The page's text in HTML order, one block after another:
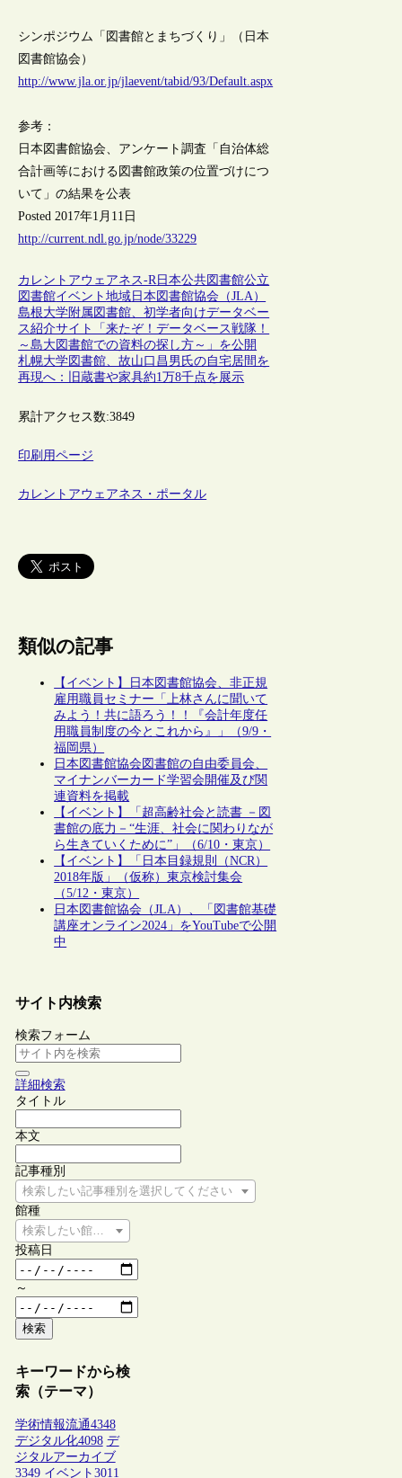
シンポジウム「図書館とまちづくり」（日本
図書館協会）
http://www.jla.or.jp/jlaevent/tabid/93/Default.aspx
参考：
日本図書館協会、アンケート調査「自治体総
合計画等における図書館政策の位置づけにつ
いて」の結果を公表
Posted 2017年1月11日
http://current.ndl.go.jp/node/33229
カレントアウェアネス-R日本公共図書館公立
図書館イベント地域 日本図書館協会（JLA）
島根大学附属図書館、初学者向けデータベー
ス紹介サイト「来たぞ！データベース戦隊！
～島大図書館での資料の探し方～」を公開
札幌大学図書館、故山口昌男氏の自宅居間を
再現へ：旧蔵書や家具約1万8千点を展示
累計アクセス数:3849
印刷用ページ
カレントアウェアネス・ポータル
類似の記事
【イベント】日本図書館協会、非正規
雇用職員セミナー「上林さんに聞いて
みよう！共に語ろう！！『会計年度任
用職員制度の今とこれから』」（9/9・
福岡県）
日本図書館協会図書館の自由委員会、
マイナンバーカード学習会開催及び関
連資料を掲載
【イベント】「超高齢社会と読書 －図
書館の底力－“生涯、社会に関わりなが
ら生きていくために”」（6/10・東京）
【イベント】「日本目録規則（NCR）
2018年版」（仮称）東京検討集会
（5/12・東京）
日本図書館協会（JLA）、「図書館基礎
講座オンライン2024」をYouTubeで公開
中
サイト内検索
検索フォーム
詳細検索
タイトル
本文
記事種別
検索したい記事種別を選択してください
館種
検索したい館種を選択してください
投稿日
～
検索
キーワードから検
索（テーマ）
学術情報流通4348
デジタル化4098 デ
ジタルアーカイブ
3349 イベント 3011